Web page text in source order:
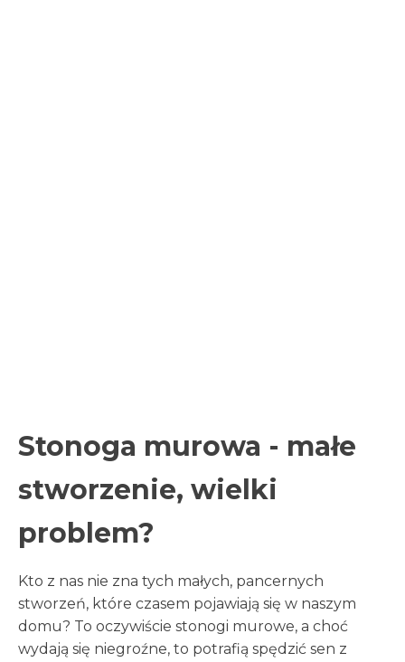
Stonoga murowa - małe
stworzenie, wielki
problem?
Kto z nas nie zna tych małych, pancernych
stworzeń, które czasem pojawiają się w naszym
domu? To oczywiście stonogi murowe, a choć
wydają się niegroźne, to potrafią spędzić sen z